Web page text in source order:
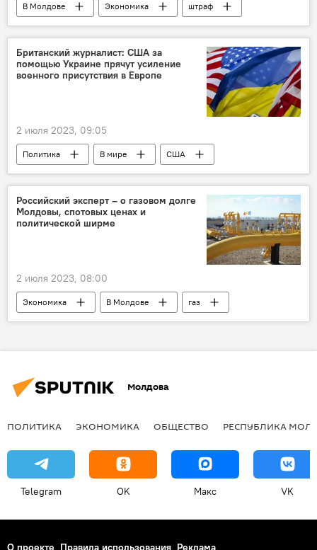
В Молдове Экономика
штраф
себестоимость
Британский журналист: США за
помощью Украине прячут усиление
военного присутствия в Европе
2 июля 2023, 09:05
Политика В мире
США
Украина
Европа
Российский эксперт – о газовом долге
Молдовы, спотовых ценах и
политической ширме
2 июля 2023, 08:00
Экономика В Молдове
газ
Молдовагаз
контракт "Газпром"
Молдова
ПОЛИТИКА ЭКОНОМИКА ОБЩЕСТВО РЕСПУБЛИКА
Telegram OK Макс VK
О проекте Правила использования Реклама